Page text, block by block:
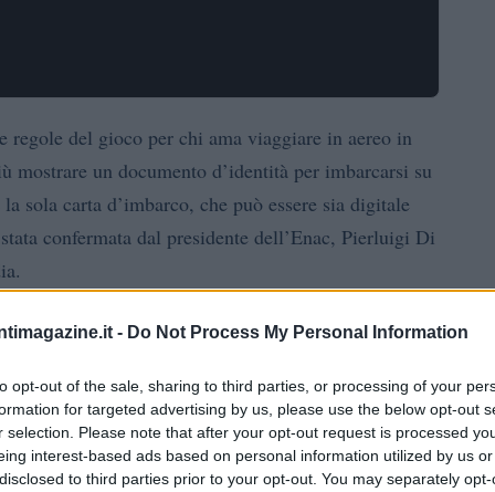
- Do Not Process My Personal Information
opt-out of the sale, sharing to third parties, or processing of your
for targeted advertising by us, please use the below opt-out
selection. Please note that after your opt-out request is processed
interest-based ads based on personal information utilized by us
to third parties prior to your opt-out. You may separately
regole del gioco per chi ama viaggiare in aereo in
un documento d’identità per imbarcarsi su
sola carta d’imbarco, che può essere sia digitale
confermata dal presidente dell’Enac, Pierluigi Di
semplificare le procedure di imbarco e ridurre i
i viaggi in aereo a quelli in treno\”, ha
sono zone di alta sicurezza e controllo. La